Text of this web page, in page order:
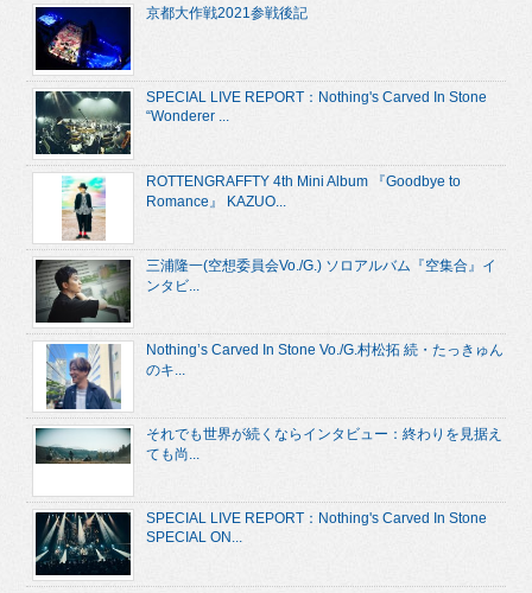
京都大作戦2021参戦後記
SPECIAL LIVE REPORT：Nothing's Carved In Stone
“Wonderer ...
ROTTENGRAFFTY 4th Mini Album 『Goodbye to
Romance』 KAZUO...
三浦隆一(空想委員会Vo./G.) ソロアルバム『空集合』イ
ンタビ...
Nothing’s Carved In Stone Vo./G.村松拓 続・たっきゅん
のキ...
それでも世界が続くならインタビュー：終わりを見据え
ても尚...
SPECIAL LIVE REPORT：Nothing's Carved In Stone
SPECIAL ON...